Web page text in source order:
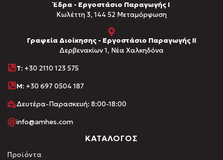
Έδρα - Εργοστάσιο Παραγωγής Ι
Kωλέττη 3, 144 52 Μεταμόρφωση
Γραφεία Διοίκησης - Εργοστάσιο Παραγωγής ΙΙ
Δερβενακίων 1, Νέα Χαλκηδόνα
Τ: +30 2110 123 575
M: +30 697 0504 187
Δευτέρα-Παρασκευή: 8:00-18:00
info@amhes.com
ΚΑΤΑΛΟΓΟΣ
Προϊόντα